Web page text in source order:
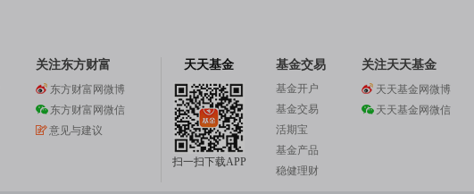
关注东方财富
东方财富网微博
东方财富网微信
意见与建议
天天基金
扫一扫下载APP
基金交易
基金开户
基金交易
活期宝
基金产品
稳健理财
关注天天基金
天天基金网微博
天天基金网微信